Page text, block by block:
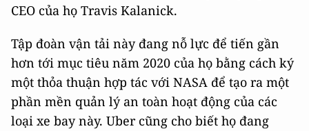
CEO của họ Travis Kalanick.
Tập đoàn vận tải này đang nỗ lực để tiến gần
hơn tới mục tiêu năm 2020 của họ bằng cách ký
một thỏa thuận hợp tác với NASA để tạo ra một
phần mền quản lý an toàn hoạt động của các
loại xe bay này. Uber cũng cho biết họ đang